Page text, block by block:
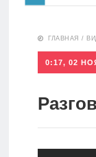
СделаноАналитика
Дивиденды
ГЛАВНАЯ /
0:17, 02